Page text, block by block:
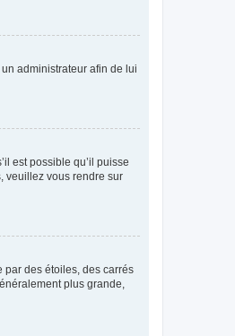
administrateur afin de lui
est possible qu’il puisse
veuillez vous rendre sur
par des étoiles, des carrés
plus grande,